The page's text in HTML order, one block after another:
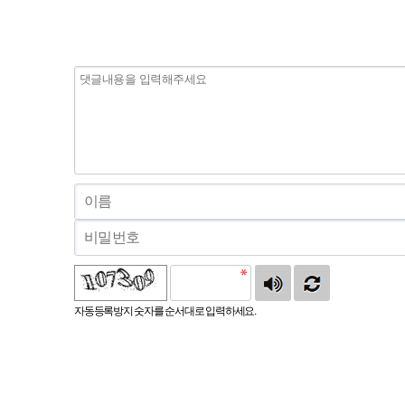
자동등록방지 숫자를 순서대로 입력하세요.